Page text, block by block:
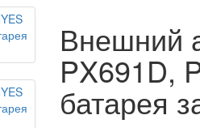
Внешний
PX691D,
батарея